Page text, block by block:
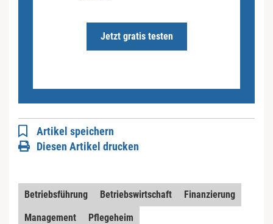
Jetzt gratis testen
Artikel speichern
Diesen Artikel drucken
Betriebsführung Betriebswirtschaft
Finanzierung
Management
Pflegeheim